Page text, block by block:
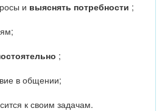
и выяснять потребности ;
;
в общении;
к своим задачам.